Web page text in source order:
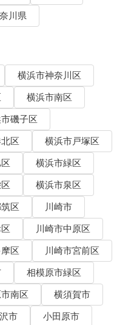
川県
横浜市神奈川区
横浜市南区
磯子区
区
横浜市戸塚区
横浜市緑区
横浜市泉区
区
川崎市
川崎市中原区
区
川崎市宮前区
相模原市緑区
南区
横須賀市
市
小田原市